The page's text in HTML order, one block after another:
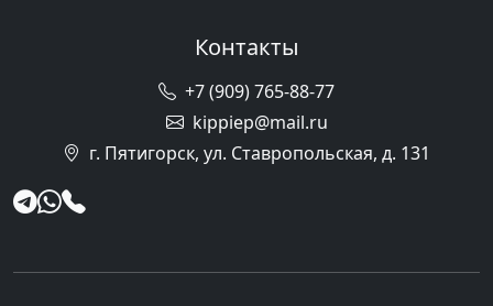
Контакты
+7 (909) 765-88-77
kippiep@mail.ru
г. Пятигорск, ул. Ставропольская, д. 131